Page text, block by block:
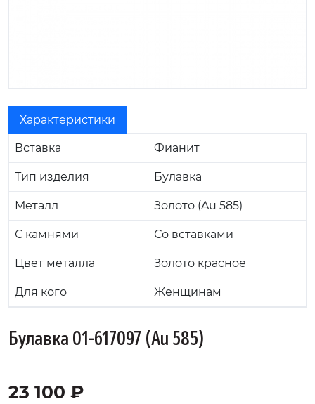
Характеристики
Вставка Фианит
Тип изделия Булавка
Металл Золото (Au 585)
С камнями Со вставками
Цвет металла Золото красное
Для кого Женщинам
Булавка 01-617097 (Au 585)
23 100 ₽